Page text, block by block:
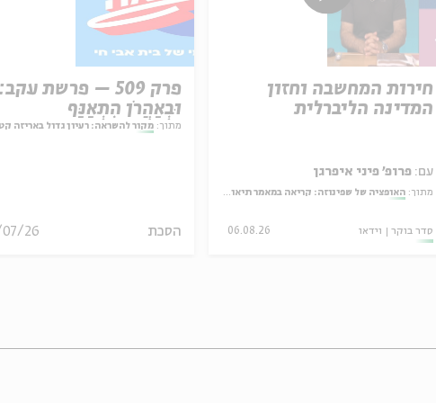
פרק 509 – פרשת עקב:
וּבְאַהֲרֹן הִתְאַנַּף
מתוך: מקור להשראה: רעיון גדול באריזה
הסכת 26
חירות המחשבה וחזון
המדינה הליברלית
עם: פרופ' פיני איפרגן
מתוך: האופציה של שפינוזה: קריאה במאמר תיאולוגי־מדיני
סדר בוקר וידאו 06.08.26